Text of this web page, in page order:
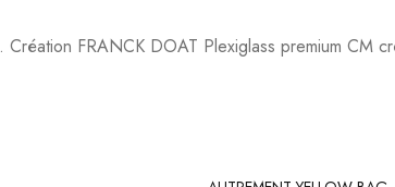
FRANCK DOAT Plexiglass premium CM